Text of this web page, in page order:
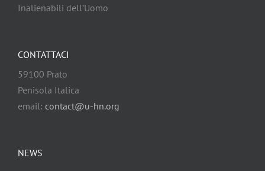
Inalienabili dell’Uomo
NEWS
CONTATTACI
59100 Prato
Penisola Italica
email: contact@u-hn.org